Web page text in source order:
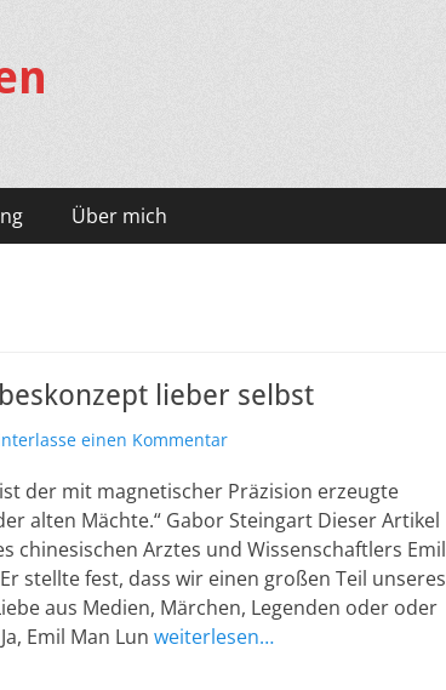
Über mich
lieber selbst
einen Kommentar
der mit magnetischer Präzision erzeugte
alten Mächte.“ Gabor Steingart Dieser Artikel
chinesischen Arztes und Wissenschaftlers Emil
stellte fest, dass wir einen großen Teil unseres
aus Medien, Märchen, Legenden oder oder
Emil Man Lun weiterlesen…